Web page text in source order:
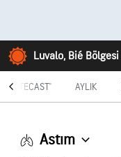
Luvalo, Bié Bölgesi
AYLIK
Astım